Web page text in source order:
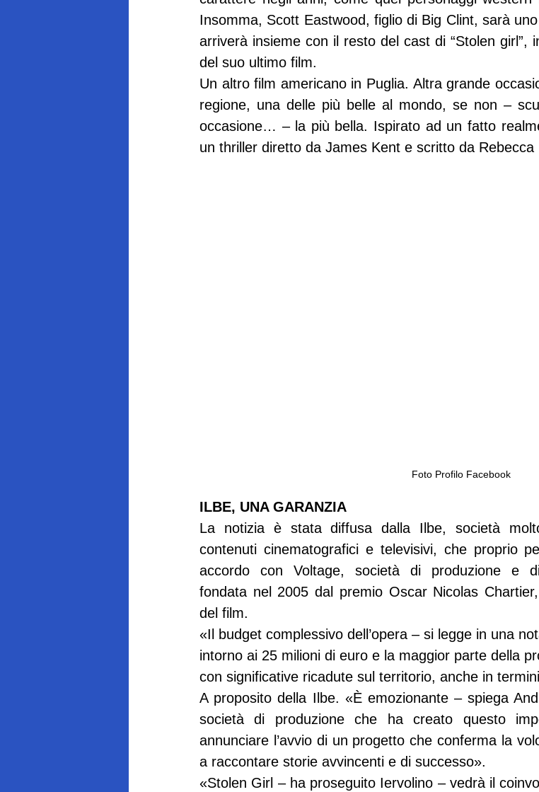
Insomma, Scott Eastwood, figlio di Big Clint, sarà
arriverà insieme con il resto del cast di “Stolen girl”,
del suo ultimo film.
Un altro film americano in Puglia. Altra grande
regione, una delle più belle al mondo, se non –
occasione… – la più bella. Ispirato ad un fatto
un thriller diretto da James Kent e scritto da
Foto Profilo Facebook
ILBE, UNA GARANZIA
La notizia è stata diffusa dalla Ilbe, società
contenuti cinematografici e televisivi, che proprio
accordo con Voltage, società di produzione e
fondata nel 2005 dal premio Oscar Nicolas
del film.
«Il budget complessivo dell’opera – si legge in una
intorno ai 25 milioni di euro e la maggior parte della
con significative ricadute sul territorio, anche in
A proposito della Ilbe. «È emozionante – spiega
società di produzione che ha creato questo
annunciare l’avvio di un progetto che conferma la
a raccontare storie avvincenti e di successo».
«Stolen Girl – ha proseguito Iervolino – vedrà il